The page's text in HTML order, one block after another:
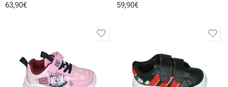
63,90€
59,90€